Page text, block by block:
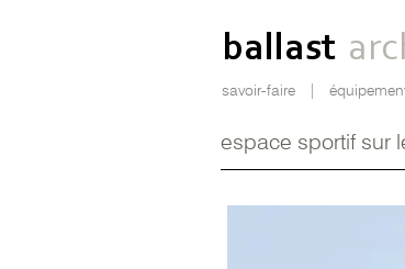
savoir-faire |
ballast
espace sportif sur